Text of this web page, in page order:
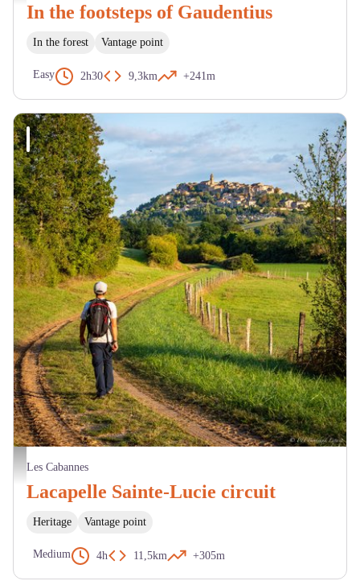
In the footsteps of Gaudentius
In the forest Vantage point
Easy 2h30 9,3km +241m
Circuit de Lacapelle Sainte-Lucie - BL - CDRP
Les Cabannes
Lacapelle Sainte-Lucie circuit
Heritage Vantage point
Medium 4h 11,5km +305m